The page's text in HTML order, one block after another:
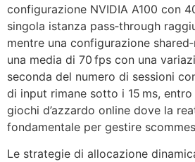
configurazione NVIDIA A100 con
singola istanza pass‑through
mentre una configurazione
una media di 70 fps con una
seconda del numero di sessioni
di input rimane sotto i 15 ms,
giochi d’azzardo online dove la
fondamentale per gestire
Le strategie di allocazione